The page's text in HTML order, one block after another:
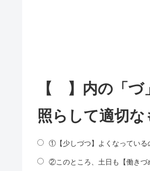
【 】内の「づ
照らして適切
①【少しづつ】よくなっている
②このところ、土日も【働きづ